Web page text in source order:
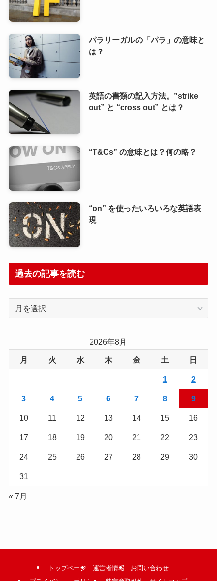
パラリーガルの「パラ」の意味と
は？
英語の書類の記入方法。”strike
out” と “cross out” とは？
“T&Cs” の意味とは？何の略？
“on” を使ったいろいろな英語表
現
過去の記事を読む
事
2026年8月
月 火 水 木 金 土 日
1 2
3 4 5 6 7 8 9
10 11 12 13 14 15 16
17 18 19 20 21 22 23
24 25 26 27 28 29 30
31
« 7月
トップページ 運営者情報
お問い合わせ